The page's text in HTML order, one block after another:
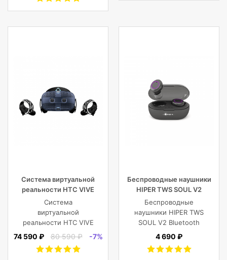
Система виртуальной
реальности HTC VIVE
Cosmos
Система
виртуальной
реальности HTC VIVE
Cosmos
74 590 ₽ 80 590 ₽ -7%
Беспроводные наушники
HIPER TWS SOUL V2
Bluetooth 5.0 гарнитура Li-
Pol 2x43mAh+380mAh,
черный
Беспроводные
наушники HIPER TWS
SOUL V2 Bluetooth
5.0 гарнитура Li-Pol
Черный
4 690 ₽